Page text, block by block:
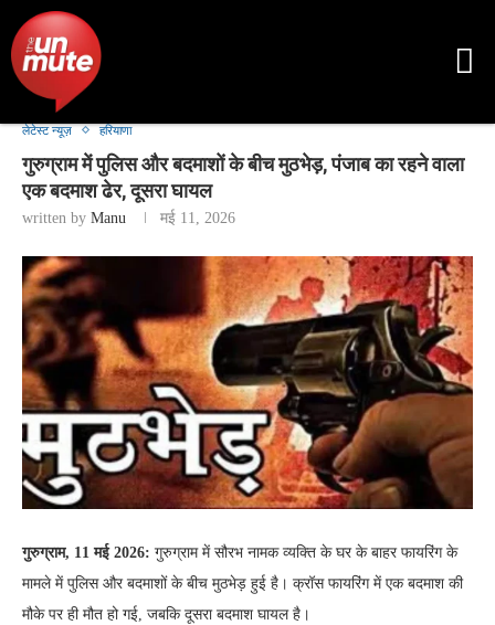
लेटेस्ट न्यूज़ हरियाणा
गुरुग्राम में पुलिस और बदमाशों के बीच मुठभेड़, पंजाब का रहने वाला
एक बदमाश ढेर, दूसरा घायल
written by Manu मई 11, 2026
गुरुग्राम, 11 मई 2026: गुरुग्राम में सौरभ नामक व्यक्ति के घर के बाहर फायरिंग के
मामले में पुलिस और बदमाशों के बीच मुठभेड़ हुई है। क्रॉस फायरिंग में एक बदमाश की
मौके पर ही मौत हो गई, जबकि दूसरा बदमाश घायल है।